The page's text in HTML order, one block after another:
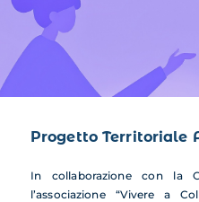
Progetto Territoriale
In collaborazione con la
l’associazione “Vivere a